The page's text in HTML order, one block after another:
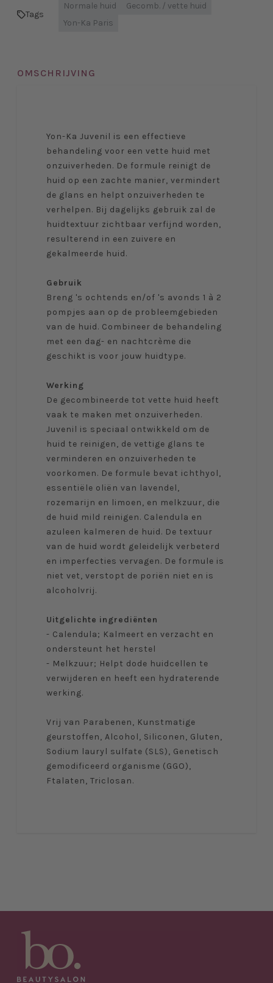
Tags
Normale huid
Gecomb. / vette huid
Yon-Ka Paris
OMSCHRIJVING
Yon-Ka Juvenil is een effectieve
behandeling voor een vette huid met
onzuiverheden. De formule reinigt de
huid op een zachte manier, vermindert
de glans en helpt onzuiverheden te
verhelpen. Bij dagelijks gebruik zal de
huidtextuur zichtbaar verfijnd worden,
resulterend in een zuivere en
gekalmeerde huid.
Gebruik
Breng 's ochtends en/of 's avonds 1 à 2
pompjes aan op de probleemgebieden
van de huid. Combineer de behandeling
met een dag- en nachtcrème die
geschikt is voor jouw huidtype.
Werking
De gecombineerde tot vette huid heeft
vaak te maken met onzuiverheden.
Juvenil is speciaal ontwikkeld om de
huid te reinigen, de vettige glans te
verminderen en onzuiverheden te
voorkomen. De formule bevat ichthyol,
essentiële oliën van lavendel,
rozemarijn en limoen, en melkzuur, die
de huid mild reinigen. Calendula en
azuleen kalmeren de huid. De textuur
van de huid wordt geleidelijk verbeterd
en imperfecties vervagen. De formule is
niet vet, verstopt de poriën niet en is
alcoholvrij.
Uitgelichte ingrediënten
- Calendula; Kalmeert en verzacht en
ondersteunt het herstel
- Melkzuur; Helpt dode huidcellen te
verwijderen en heeft een hydraterende
werking.
Vrij van Parabenen, Kunstmatige
geurstoffen, Alcohol, Siliconen, Gluten,
Sodium lauryl sulfate (SLS), Genetisch
gemodificeerd organisme (GGO),
Ftalaten, Triclosan.